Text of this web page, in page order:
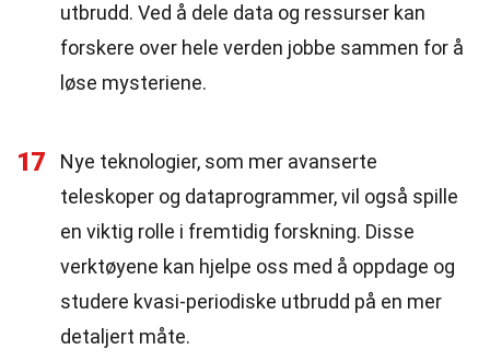
utbrudd. Ved å dele data og ressurser kan
forskere over hele verden jobbe sammen for å
løse mysteriene.
17
Nye teknologier, som mer avanserte
teleskoper og dataprogrammer, vil også spille
en viktig rolle i fremtidig forskning. Disse
verktøyene kan hjelpe oss med å oppdage og
studere kvasi-periodiske utbrudd på en mer
detaljert måte.